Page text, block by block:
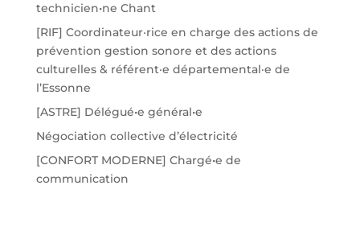
technicien•ne Chant
[RIF] Coordinateur·rice en charge des actions de
prévention gestion sonore et des actions
culturelles & référent·e départemental·e de
l’Essonne
[ASTRE] Délégué•e général•e
Négociation collective d’électricité
[CONFORT MODERNE] Chargé•e de
communication